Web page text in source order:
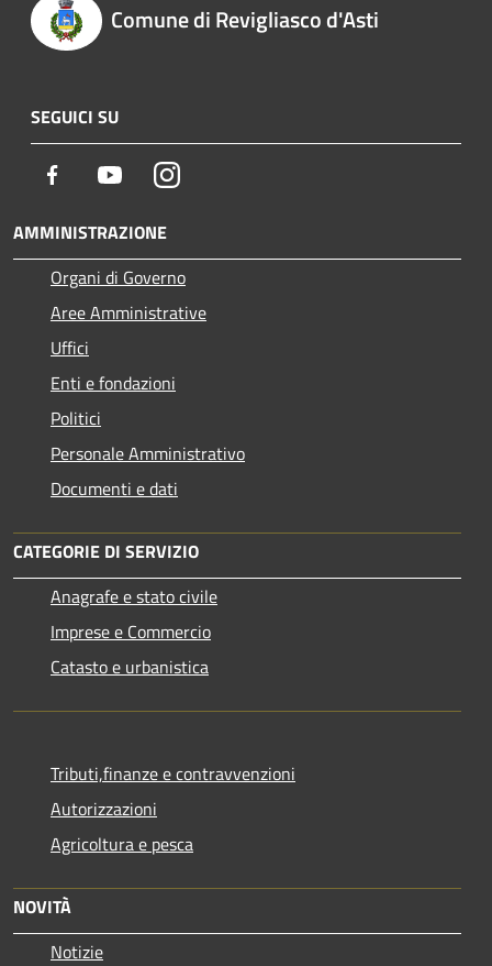
Comune di Revigliasco d'Asti
SEGUICI SU
Facebook YoutubeInstagram
AMMINISTRAZIONE
Organi di Governo
Aree Amministrative
Uffici
Enti e fondazioni
Politici
Personale Amministrativo
Documenti e dati
CATEGORIE DI SERVIZIO
Anagrafe e stato civile
Imprese e Commercio
Catasto e urbanistica
Tributi,finanze e contravvenzioni
Autorizzazioni
Agricoltura e pesca
NOVITÀ
Notizie